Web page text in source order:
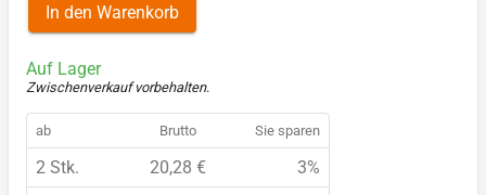
In den Warenkorb
Auf Lager
Zwischenverkauf vorbehalten.
ab Brutto Sie sparen
2 Stk. 20,28 €
3%